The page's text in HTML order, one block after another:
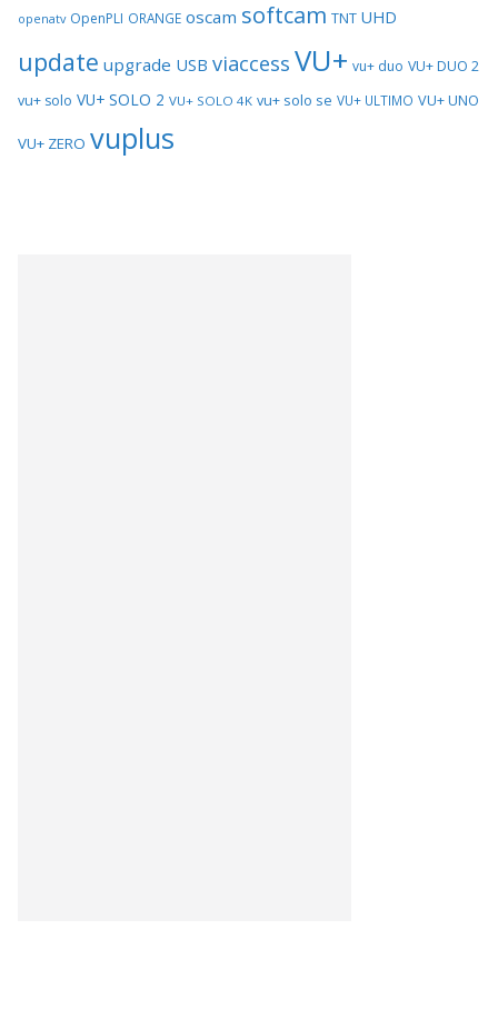
openatv OpenPLI ORANGE oscam softcam TNT UHD
update upgrade USB viaccess VU+ vu+ duo VU+ DUO 2
vu+ solo VU+ SOLO 2 VU+ SOLO 4K vu+ solo se VU+ ULTIMO VU+ UNO
VU+ ZERO vuplus